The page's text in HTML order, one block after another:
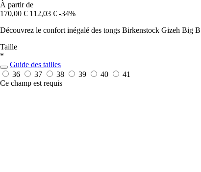
À partir de
170,00 € 112,03 € -34%
Découvrez le confort inégalé des tongs Birkenstock Gizeh Big
Taille
*
Guide des tailles
36
37 38 39 40
41
Ce champ est requis